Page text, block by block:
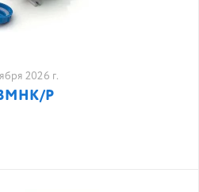
2026 г.
Р